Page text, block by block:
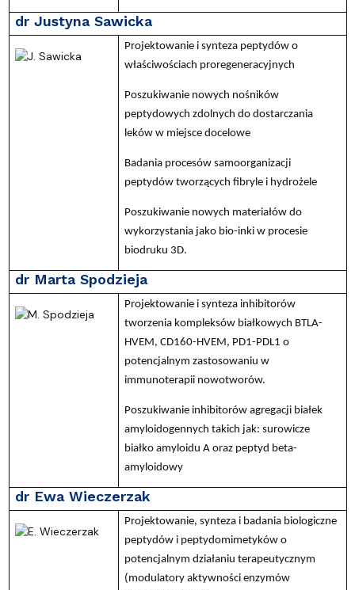
dr Justyna Sawicka
Projektowanie i synteza peptydów o
właściwościach proregeneracyjnych
Poszukiwanie nowych nośników
peptydowych zdolnych do dostarczania
leków w miejsce docelowe
Badania procesów samoorganizacji
peptydów tworzących fibryle i hydrożele
Poszukiwanie nowych materiałów do
wykorzystania jako bio-inki w procesie
biodruku 3D.
dr Marta Spodzieja
Projektowanie i synteza inhibitorów
tworzenia kompleksów białkowych BTLA-
HVEM, CD160-HVEM, PD1-PDL1 o
potencjalnym zastosowaniu w
immunoterapii nowotworów.
Poszukiwanie inhibitorów agregacji białek
amyloidogennych takich jak: surowicze
białko amyloidu A oraz peptyd beta-
amyloidowy
dr Ewa Wieczerzak
Projektowanie, synteza i badania biologiczne
peptydów i peptydomimetyków o
potencjalnym działaniu terapeutycznym
(modulatory aktywności enzymów